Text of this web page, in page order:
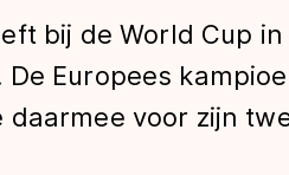
bij de World Cup
Europees
daarmee voor zijn